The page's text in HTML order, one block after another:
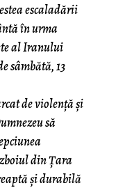
escaladării
în urma
al Iranului
sâmbătă, 13
de violență și
să
din Țara
și durabilă